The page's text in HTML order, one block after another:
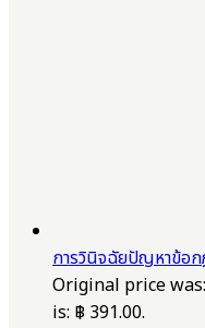
การวินิจฉัยปัญหาข้อ
Original price
is: ฿ 391.00.